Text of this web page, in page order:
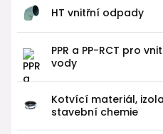
HT vnitřní odpady
PPR a PP-RCT pro
vody
Kotvící materiál,
stavební chemie